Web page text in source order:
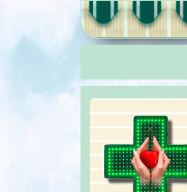
Перейти к содержимому
Перейти к футеру